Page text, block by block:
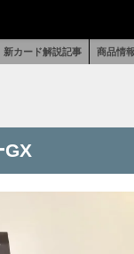
新カード解説記事 商品情
GX